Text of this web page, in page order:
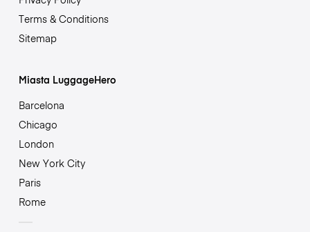
Terms & Conditions
Sitemap
Miasta LuggageHero
Barcelona
Chicago
London
New York City
Paris
Rome